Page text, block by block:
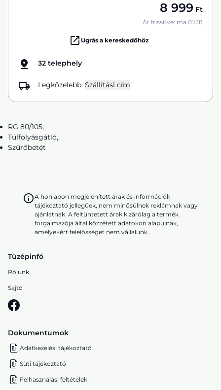
8 999 Ft
Ár frissítve: ma 01:38
Ugrás a kereskedőhöz
32 telephely
Legközelebb: Szállítási cím
RG 80/105,
Túlfolyásgátló,
Szűrőbetét
A honlapon megjelenített árak és információk
tájékoztató jellegűek, nem minősülnek reklámnak vagy
ajánlatnak. A feltüntetett árak kizárólag a termék
forgalmazója által közzétett adatokon alapulnak,
amelyekért felelősséget nem vállalunk.
Tüzépinfó
Rólunk
Sajtó
Dokumentumok
Adatkezelési tájékoztató
Süti tájékoztató
Felhasználási feltételek